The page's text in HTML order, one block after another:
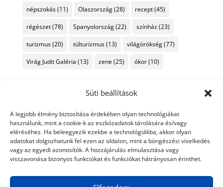
Süti beállítások
A legjobb élmény biztosítása érdekében olyan technológiákat
használunk, mint a cookie-k az eszközadatok tárolására és/vagy
eléréséhez. Ha beleegyezik ezekbe a technológiákba, akkor olyan
adatokat dolgozhatunk fel ezen az oldalon, mint a böngészési viselkedés
vagy az egyedi azonosítók. A hozzájárulás elmulasztása vagy
visszavonása bizonyos funkciókat és funkciókat hátrányosan érinthet.
népszokás(11) Olaszország(28) recept(45)
régészet(78) Spanyolország(22) színház(23)
turizmus(20) túlturizmus(13) világörökség(77)
Virág Judit Galéria (13) zene (25) ókor(10)